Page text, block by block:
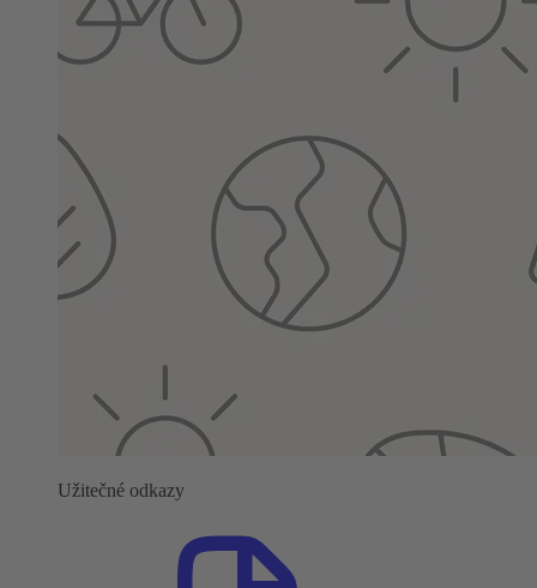
Užitečné odkazy